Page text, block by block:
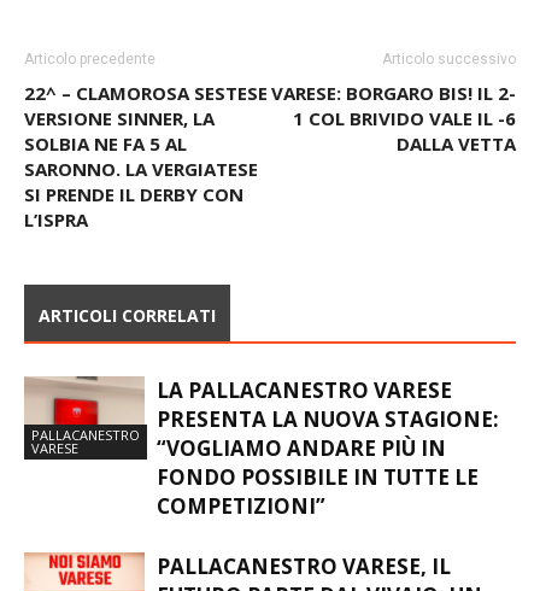
Articolo precedente
22^ – CLAMOROSA SESTESE
VERSIONE SINNER, LA
SOLBIA NE FA 5 AL
SARONNO. LA VERGIATESE
SI PRENDE IL DERBY CON
L’ISPRA
Articolo successivo
VARESE: BORGARO BIS! IL 2-
1 COL BRIVIDO VALE IL -6
DALLA VETTA
ARTICOLI CORRELATI
PALLACANESTRO
VARESE
LA PALLACANESTRO VARESE
PRESENTA LA NUOVA STAGIONE:
“VOGLIAMO ANDARE PIÙ IN
FONDO POSSIBILE IN TUTTE LE
COMPETIZIONI”
PALLACANESTRO VARESE, IL